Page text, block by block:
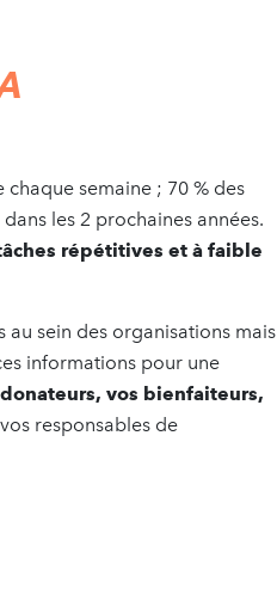
semaine ; 70 % des
les 2 prochaines années.
répétitives et à faible
au sein des organisations mais
informations pour une
vos bienfaiteurs,
responsables de